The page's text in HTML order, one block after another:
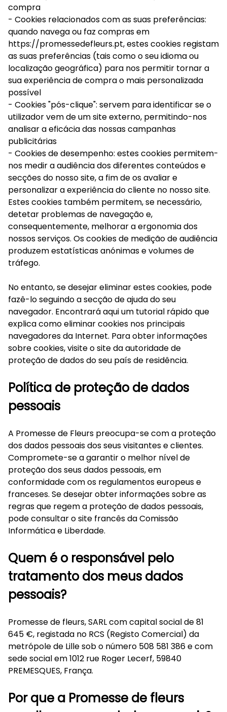
compra
- Cookies relacionados com as suas preferências:
quando navega ou faz compras em
https://promessedefleurs.pt, estes cookies registam
as suas preferências (tais como o seu idioma ou
localização geográfica) para nos permitir tornar a
sua experiência de compra o mais personalizada
possível
- Cookies "pós-clique": servem para identificar se o
utilizador vem de um site externo, permitindo-nos
analisar a eficácia das nossas campanhas
publicitárias
- Cookies de desempenho: estes cookies permitem-
nos medir a audiência dos diferentes conteúdos e
secções do nosso site, a fim de os avaliar e
personalizar a experiência do cliente no nosso site.
Estes cookies também permitem, se necessário,
detetar problemas de navegação e,
consequentemente, melhorar a ergonomia dos
nossos serviços. Os cookies de medição de audiência
produzem estatísticas anónimas e volumes de
tráfego.
No entanto, se desejar eliminar estes cookies, pode
fazê-lo seguindo a secção de ajuda do seu
navegador. Encontrará aqui um tutorial rápido que
explica como eliminar cookies nos principais
navegadores da Internet. Para obter informações
sobre cookies, visite o site da autoridade de
proteção de dados do seu país de residência.
Política de proteção de dados
pessoais
A Promesse de Fleurs preocupa-se com a proteção
dos dados pessoais dos seus visitantes e clientes.
Compromete-se a garantir o melhor nível de
proteção dos seus dados pessoais, em
conformidade com os regulamentos europeus e
franceses. Se desejar obter informações sobre as
regras que regem a proteção de dados pessoais,
pode consultar osite francês da Comissão
Informática e Liberdade.
Quem é o responsável pelo
tratamento dos meus dados
pessoais?
Promesse de fleurs, SARL com capital social de 81
645 €, registada no RCS (Registo Comercial) da
metrópole de Lille sob o número 508 581 386 e com
sede social em 1012 rue Roger Lecerf, 59840
PREMESQUES, França.
Por que a Promesse de fleurs